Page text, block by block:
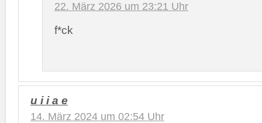
22. März 2026 um 23:21 Uhr
f*ck
u i i a e
14. März 2024 um 02:54 Uhr